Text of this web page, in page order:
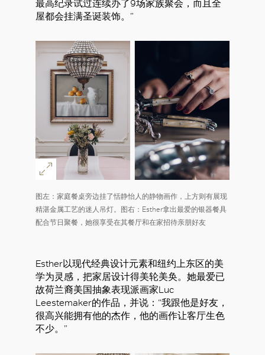
最高纪录试过连续办了9场家族聚会，而且全
屋都会挂满圣诞装饰。”
图左：家庭餐桌旁边挂了恬静怡人的静物画作，上方则有展现
精湛金属工艺的迷人吊灯。图右：Esther拿出最爱的银器餐具
配合节日聚餐，她很享受在其餐厅和在家招待亲朋好友
Esther以现代经典设计元素和纽约上东区的美
学为灵感，把家居设计得美轮美奂。她最爱已
故荷兰裔美国抽象表现派画家Luc
Leestemaker的作品，并说：“我跟他是好友，
很高兴能拥有他的杰作，他的画作让客厅生色
不少。”
好